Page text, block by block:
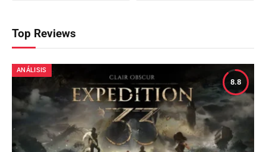
Top Reviews
8.8
ANÁLISIS